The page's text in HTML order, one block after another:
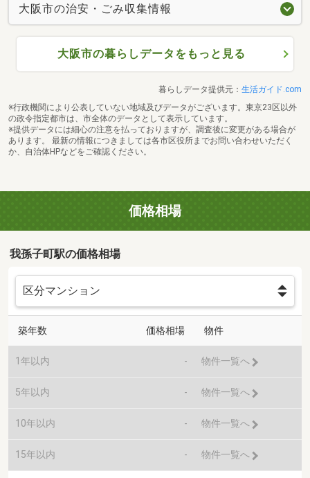
大阪市の治安・ごみ収集情報
大阪市の暮らしデータをもっと見る
暮らしデータ提供元： 生活ガイド.com
※行政機関により公表していない地域及びデータがございます。東京23区以外
の政令指定都市は、市全体のデータとして表示しています。
※提供データには細心の注意を払っておりますが、調査後に変更がある場合が
あります。 最新の情報につきましては各市区役所までお問い合わせいただく
か、自治体HPなどをご確認ください。
価格相場
我孫子町駅の価格相場
築年数 価格相場 物件
1年以内 - 物件一覧へ
5年以内 - 物件一覧へ
10年以内 - 物件一覧へ
15年以内 - 物件一覧へ